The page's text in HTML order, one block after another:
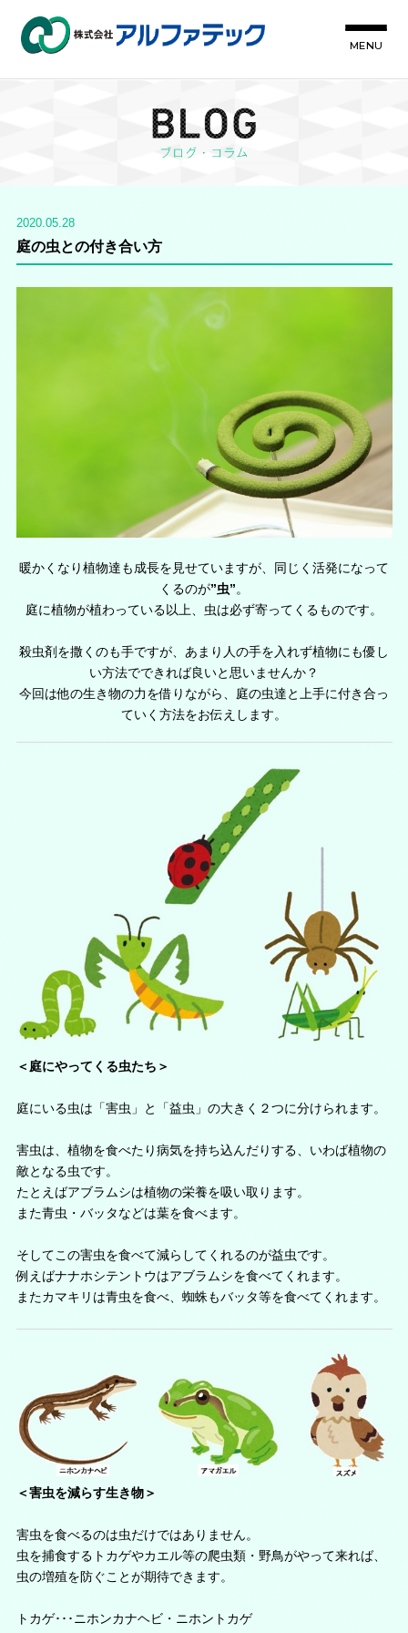
MENU
2020.05.28
庭の虫との付き合い方
暖かくなり植物達も成長を見せていますが、同じく活発になって
くるのが”虫”。
庭に植物が植わっている以上、虫は必ず寄ってくるものです。
殺虫剤を撒くのも手ですが、あまり人の手を入れず植物にも優し
い方法でできれば良いと思いませんか？
今回は他の生き物の力を借りながら、庭の虫達と上手に付き合っ
ていく方法をお伝えします。
＜庭にやってくる虫たち＞
庭にいる虫は「害虫」と「益虫」の大きく２つに分けられます。
害虫は、植物を食べたり病気を持ち込んだりする、いわば植物の
敵となる虫です。
たとえばアブラムシは植物の栄養を吸い取ります。
また青虫・バッタなどは葉を食べます。
そしてこの害虫を食べて減らしてくれるのが益虫です。
例えばナナホシテントウはアブラムシを食べてくれます。
またカマキリは青虫を食べ、蜘蛛もバッタ等を食べてくれます。
＜害虫を減らす生き物＞
害虫を食べるのは虫だけではありません。
虫を捕食するトカゲやカエル等の爬虫類・野鳥がやって来れば、
虫の増殖を防ぐことが期待できます。
トカゲ･･･ニホンカナヘビ・ニホントカゲ